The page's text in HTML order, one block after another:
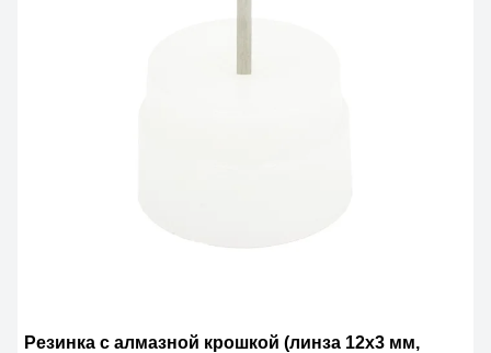
Резинка с алмазной крошкой (линза 12х3 мм,